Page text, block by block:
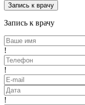
Запись к врачу
Запись к врачу
!
!
!